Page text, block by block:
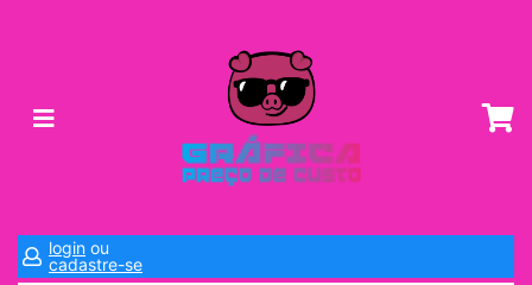
login ou
cadastre-se